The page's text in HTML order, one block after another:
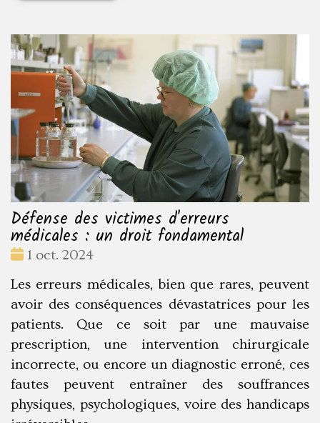
Défense des victimes d'erreurs
médicales : un droit fondamental
Date
1 oct. 2024
Les erreurs médicales, bien que rares, peuvent
avoir des conséquences dévastatrices pour les
patients. Que ce soit par une mauvaise
prescription, une intervention chirurgicale
incorrecte, ou encore un diagnostic erroné, ces
fautes peuvent entraîner des souffrances
physiques, psychologiques, voire des handicaps